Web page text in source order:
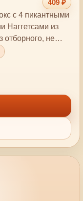
409 ₽
с 4 пикантными
Наггетсами из
отборного, не…